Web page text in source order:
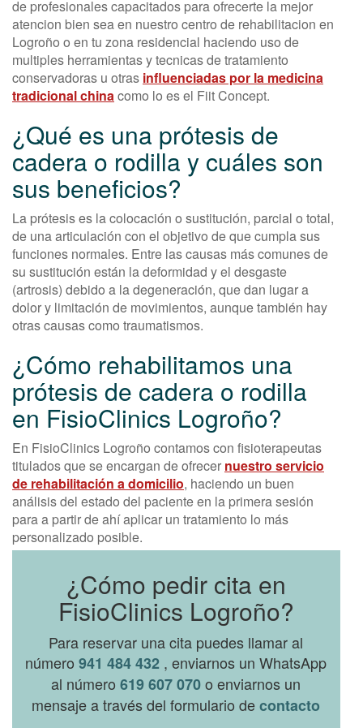
de profesionales capacitados para ofrecerte la mejor
atencion bien sea en nuestro centro de rehabilitacion en
Logroño o en tu zona residencial haciendo uso de
multiples herramientas y tecnicas de tratamiento
conservadoras u otras influenciadas por la medicina
tradicional chinacomo lo es el Fiit Concept.
¿Qué es una prótesis de
cadera o rodilla y cuáles son
sus beneficios?
La prótesis es la colocación o sustitución, parcial o total,
de una articulación con el objetivo de que cumpla sus
funciones normales. Entre las causas más comunes de
su sustitución están la deformidad y el desgaste
(artrosis) debido a la degeneración, que dan lugar a
dolor y limitación de movimientos, aunque también hay
otras causas como traumatismos.
¿Cómo rehabilitamos una
prótesis de cadera o rodilla
en FisioClinics Logroño?
En FisioClinics Logroño contamos con fisioterapeutas
titulados que se encargan de ofrecer nuestro servicio
de rehabilitación a domicilio, haciendo un buen
análisis del estado del paciente en la primera sesión
para a partir de ahí aplicar un tratamiento lo más
personalizado posible.
¿Cómo pedir cita en
FisioClinics Logroño?
Para reservar una cita puedes llamar al
número941 484 432 , enviarnos un WhatsApp
al número619 607 070o enviarnos un
mensaje a través del formulario decontacto